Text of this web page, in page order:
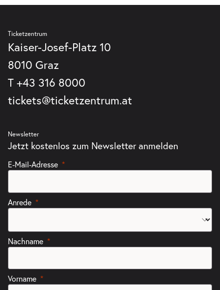
Ticketzentrum
Kaiser-Josef-Platz 10
8010 Graz
T +43 316 8000
tickets@ticketzentrum.at
Newsletter
Jetzt kostenlos zum Newsletter anmelden
E-Mail-Adresse
Anrede
Nachname
Vorname